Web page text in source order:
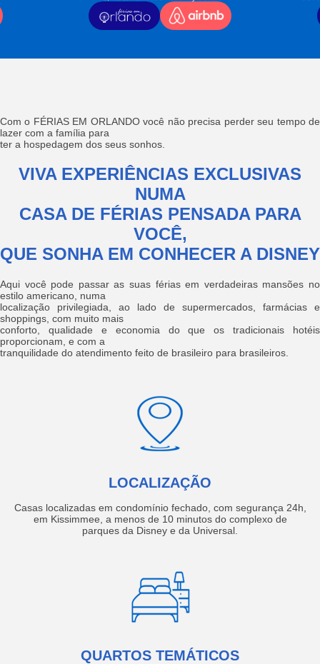
Com o FÉRIAS EM ORLANDO você não precisa perder seu tempo de
lazer com a família para
ter a hospedagem dos seus sonhos.
VIVA EXPERIÊNCIAS EXCLUSIVAS
NUMA
CASA DE FÉRIAS PENSADA PARA
VOCÊ,
QUE SONHA EM CONHECER A DISNEY
Aqui você pode passar as suas férias em verdadeiras mansões no
estilo americano, numa
localização privilegiada, ao lado de supermercados, farmácias e
shoppings, com muito mais
conforto, qualidade e economia do que os tradicionais hotéis
proporcionam, e com a
tranquilidade do atendimento feito de brasileiro para brasileiros.
LOCALIZAÇÃO
Casas localizadas em condomínio fechado, com segurança 24h,
em Kissimmee, a menos de 10 minutos do complexo de
parques da Disney e da Universal.
QUARTOS TEMÁTICOS